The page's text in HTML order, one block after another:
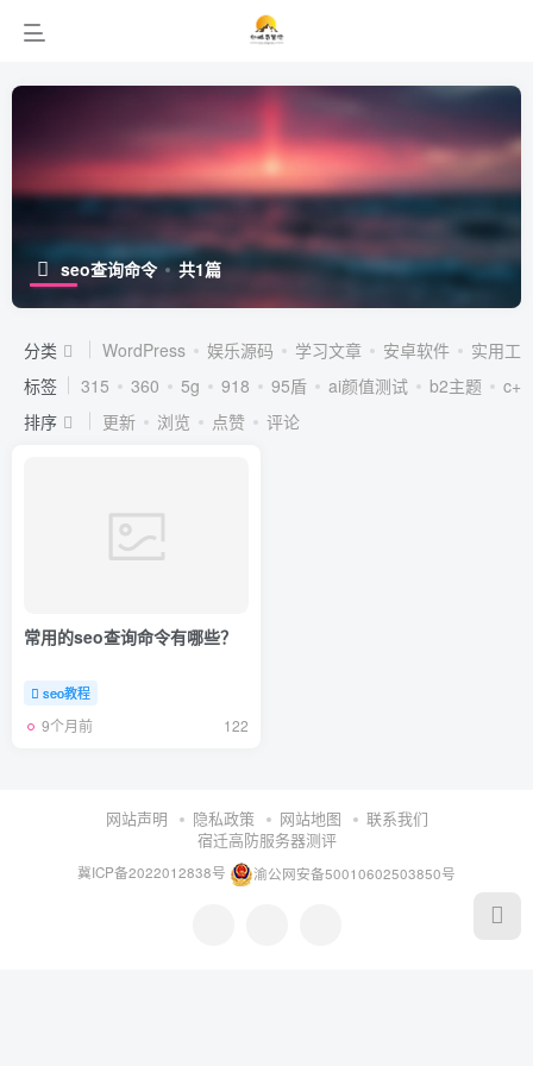
seo查询命令 共1篇
分类 WordPress 娱乐源码 学习文章 安卓软件
实用工
标签
315 360 5g 918 95盾 ai颜值测试 b2主题
c++
排序
更新 浏览 点赞 评论
常用的seo查询命令有哪些？
seo教程
9个月前 122
网站声明 隐私政策 网站地图
联系我们
宿迁高防服务器测评
冀ICP备2022012838号 渝公网安备50010602503850号